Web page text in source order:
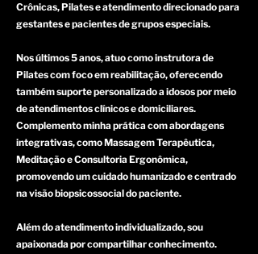
Crônicas, Pilates e atendimento direcionado para
gestantes e pacientes de grupos especiais.
Nos últimos 5 anos, atuo como instrutora de
Pilates com foco em reabilitação, oferecendo
também suporte personalizado a idosos por meio
de atendimentos clínicos e domiciliares.
Complemento minha prática com abordagens
integrativas, como Massagem Terapêutica,
Meditação e Consultoria Ergonômica,
promovendo um cuidado humanizado e centrado
na visão biopsicossocial do paciente.
Além do atendimento individualizado, sou
apaixonada por compartilhar conhecimento.